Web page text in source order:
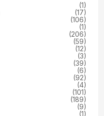
(1)
(17)
(106)
(1)
(206)
(59)
(12)
(3)
(39)
(6)
(92)
(4)
(101)
(189)
(9)
(1)